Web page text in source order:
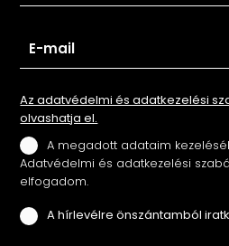
Az adatvédelmi és adatkezelési
olvashatja el.
A megadott adataim
Adatvédelmi és adatkezelési
elfogadom.
A hírlevélre önszántamból